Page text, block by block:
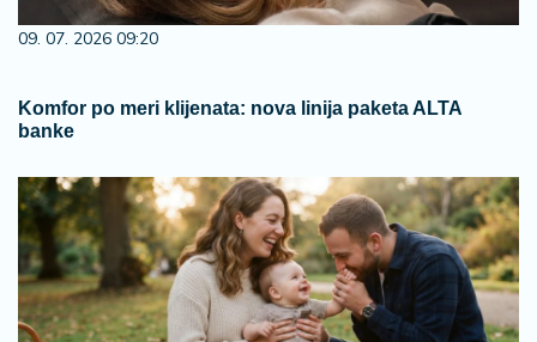
09. 07. 2026 09:20
Komfor po meri klijenata: nova linija paketa ALTA
banke